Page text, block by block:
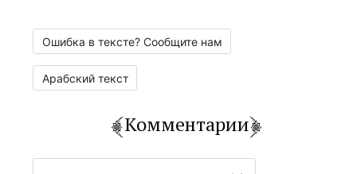
Ошибка в тексте? Сообщите нам
Арабский текст
Комментарии